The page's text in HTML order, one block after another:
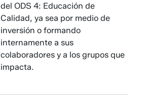
del ODS 4: Educación de
Calidad, ya sea por medio de
inversión o formando
internamente a sus
colaboradores y a los grupos que
impacta.